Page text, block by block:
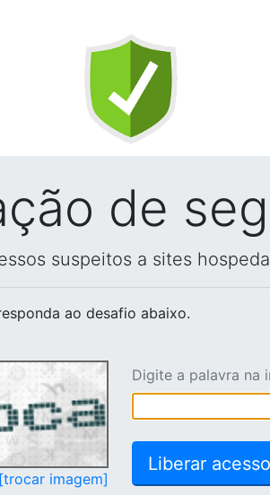
de
suspeitos a sites
ao desafio abaixo.
[trocar imagem]
Digite a palavra na